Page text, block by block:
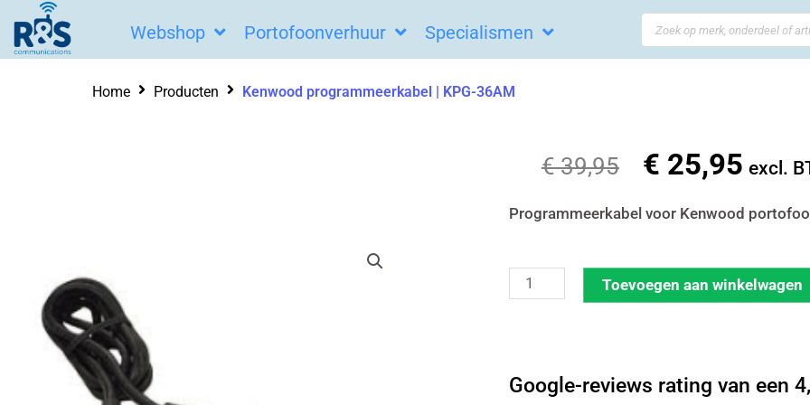
naar
Webshop Portofoonverhuur Specialismen
Search
...
Home Producten Kenwood programmeerkabel | KPG-36AM
€39,95
Oorspronkelijke
was:
€ 25,95
is:
excl.
Programmeerkabel voor Kenwood
Kenwood
programmeerkabel
36AM
Toevoegen aan winkelwagen
Google-reviews rating van een